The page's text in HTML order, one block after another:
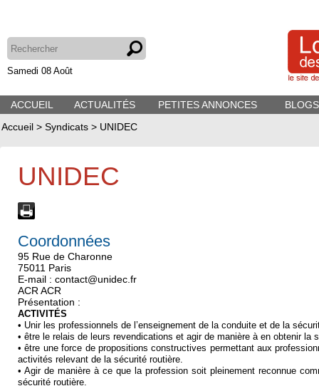
Samedi 08 Août
ACCUEIL ACTUALITÉS PETITES ANNONCES
Accueil > Syndicats > UNIDEC
UNIDEC
Coordonnées
95 Rue de Charonne
75011 Paris
E-mail : contact@unidec.fr
ACR ACR
Présentation :
ACTIVITÉS
• Unir les professionnels de l’enseignement de la conduite et de la
• être le relais de leurs revendications et agir de manière à en obtenir la
• être une force de propositions constructives permettant aux
activités relevant de la sécurité routière.
• Agir de manière à ce que la profession soit pleinement reconnue
sécurité routière.